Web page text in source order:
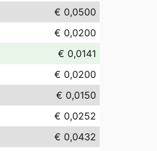
€ 0,0500
€ 0,0200
€ 0,0141
€ 0,0200
€ 0,0150
€ 0,0252
€ 0,0432